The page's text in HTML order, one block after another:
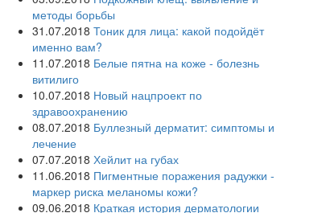
методы борьбы
31.07.2018 Тоник для лица: какой подойдёт
именно вам?
11.07.2018 Белые пятна на коже - болезнь
витилиго
10.07.2018 Новый нацпроект по
здравоохранению
08.07.2018 Буллезный дерматит: симптомы и
лечение
07.07.2018 Хейлит на губах
11.06.2018 Пигментные поражения радужки -
маркер риска меланомы кожи?
09.06.2018 Краткая история дерматологии